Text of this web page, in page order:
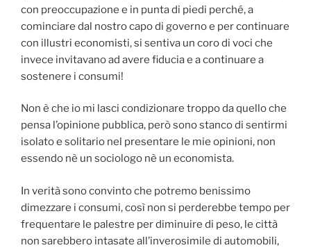
con preoccupazione e in punta di piedi perché, a
cominciare dal nostro capo di governo e per continuare
con illustri economisti, si sentiva un coro di voci che
invece invitavano ad avere fiducia e a continuare a
sostenere i consumi!
Non è che io mi lasci condizionare troppo da quello che
pensa l’opinione pubblica, però sono stanco di sentirmi
isolato e solitario nel presentare le mie opinioni, non
essendo nè un sociologo nè un economista.
In verità sono convinto che potremo benissimo
dimezzare i consumi, così non si perderebbe tempo per
frequentare le palestre per diminuire di peso, le città
non sarebbero intasate all’inverosimile di automobili,